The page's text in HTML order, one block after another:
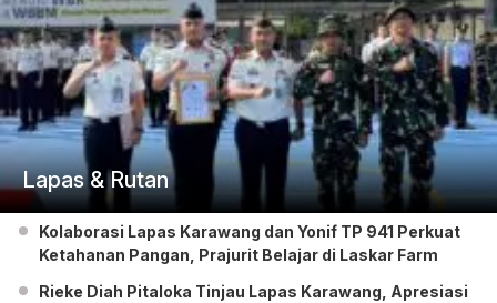
Lapas & Rutan
Kolaborasi Lapas Karawang dan Yonif TP 941 Perkuat
Ketahanan Pangan, Prajurit Belajar di Laskar Farm
Rieke Diah Pitaloka Tinjau Lapas Karawang, Apresiasi